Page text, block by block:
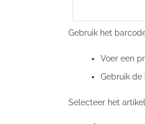
Gebruik het
Voer een
Gebruik
Selecteer het